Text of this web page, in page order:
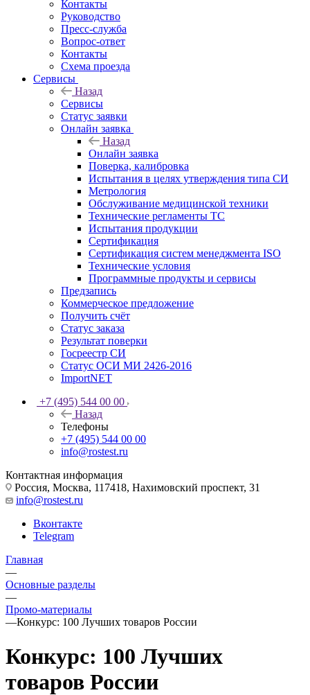
Контакты
Руководство
Пресс-служба
Вопрос-ответ
Контакты
Схема проезда
Сервисы
Назад
Сервисы
Статус заявки
Онлайн заявка
Назад
Онлайн заявка
Поверка, калибровка
Испытания в целях утверждения типа СИ
Метрология
Обслуживание медицинской техники
Технические регламенты ТС
Испытания продукции
Сертификация
Сертификация систем менеджмента ISO
Технические условия
Программные продукты и сервисы
Предзапись
Коммерческое предложение
Получить счёт
Статус заказа
Результат поверки
Госреестр СИ
Статус ОСИ МИ 2426-2016
ImportNET
+7 (495) 544 00 00
Назад
Телефоны
+7 (495) 544 00 00
info@rostest.ru
Контактная информация
Россия, Москва, 117418, Нахимовский проспект, 31
info@rostest.ru
Вконтакте
Telegram
Главная
—
Основные разделы
—
Промо-материалы
—Конкурс: 100 Лучших товаров России
Конкурс: 100 Лучших
товаров России